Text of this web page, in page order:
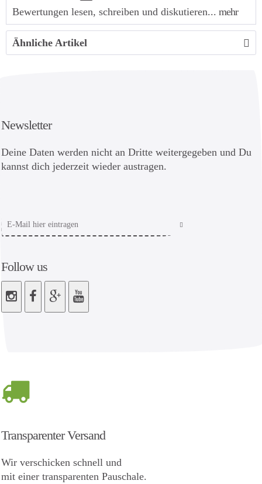
Bewertungen lesen, schreiben und diskutieren... mehr
Ähnliche Artikel
Newsletter
Deine Daten werden nicht an Dritte weitergegeben und Du
kannst dich jederzeit wieder austragen.
Follow us
Transparenter Versand
Wir verschicken schnell und
mit einer transparenten Pauschale.